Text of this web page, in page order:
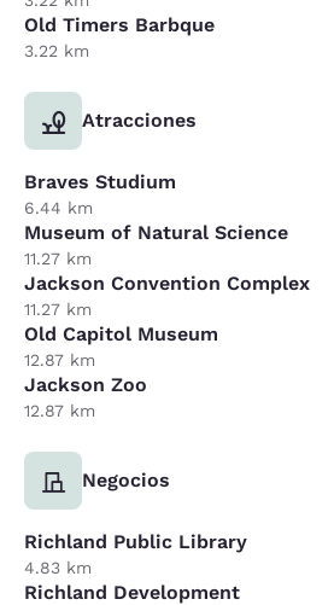
Old Timers Barbque
3.22 km
Atracciones
Braves Studium
6.44 km
Museum of Natural Science
11.27 km
Jackson Convention Complex
11.27 km
Old Capitol Museum
12.87 km
Jackson Zoo
12.87 km
Negocios
Richland Public Library
4.83 km
Richland Development